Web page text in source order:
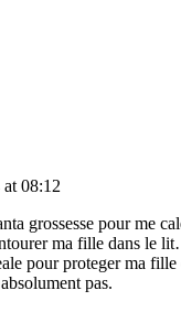
08:12
grossesse pour me
ma fille dans le
pour proteger ma
pas.